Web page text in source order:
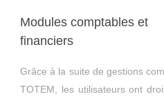
Modules comptables et
financiers
Grâce à la suite de gestions
TOTEM, les utilisateurs ont